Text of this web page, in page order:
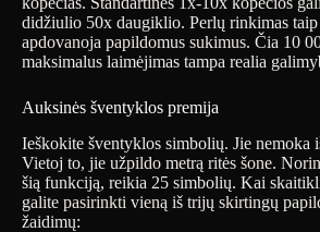
didžiulio 50x daugiklio. Perlų rinkimas taip
apdovanoja papildomus sukimus. Čia 10
maksimalus laimėjimas tampa realia
Auksinės šventyklos premija
Ieškokite šventyklos simbolių. Jie nemoka
Vietoj to, jie užpildo metrą ritės šone.
šią funkciją, reikia 25 simbolių. Kai
galite pasirinkti vieną iš trijų skirtingų
žaidimų: